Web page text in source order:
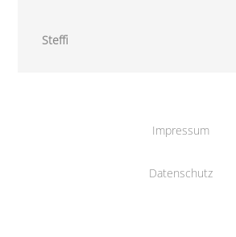
Steffi
Impressum
Datenschutz